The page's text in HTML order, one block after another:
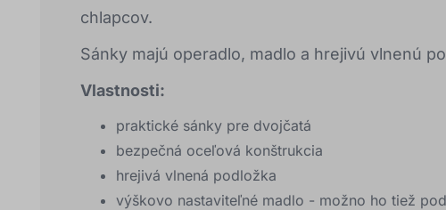
chlapcov.
Sánky majú operadlo, madlo a hrejivú vlnenú
Vlastnosti:
praktické sánky pre dvojčatá
bezpečná oceľová konštrukcia
hrejivá vlnená podložka
výškovo nastaviteľné madlo - možno ho tiež